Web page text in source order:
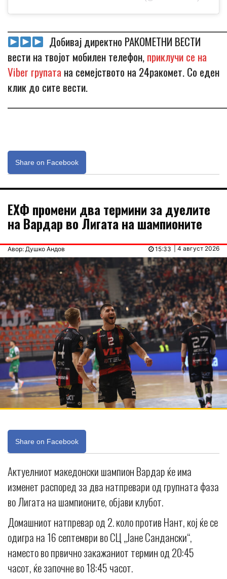
Добивај директно РАКОМЕТНИ ВЕСТИ
вести на твојот мобилен телефон,приклучи се на
Viber групата на семејството на 24ракомет. Со еден
клик до сите вести.
Share on Facebook
ЕХФ промени два термини за дуелите
на Вардар во Лигата на шампионите
Авор: Душко Андов | 4 август 2026
15:33
Share on Facebook
Актуелниот македонски шампион Вардар ќе има
изменет распоред за два натпревари од групната фаза
во Лигата на шампионите, објави клубот.
Домашниот натпревар од 2. коло против Нант, кој ќе се
одигра на 16 септември во СЦ „Јане Сандански“,
наместо во првично закажаниот термин од 20:45
часот, ќе започне во 18:45 часот.